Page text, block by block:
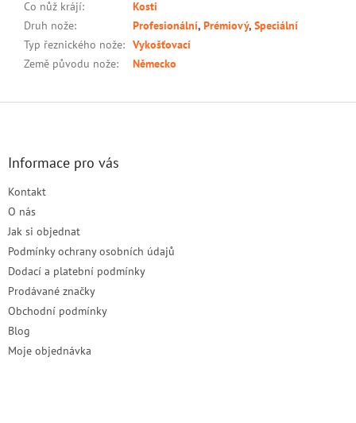
Co nůž krájí:
Kosti
Druh nože: Profesionální, Prémiový, Speciální
Typ řeznického nože: Vykošťovací
Země původu nože: Německo
Informace pro vás
Kontakt
O nás
Jak si objednat
Podmínky ochrany osobních údajů
Dodací a platební podmínky
Prodávané značky
Obchodní podmínky
Blog
Moje objednávka